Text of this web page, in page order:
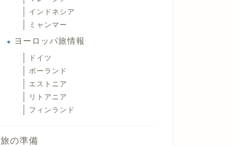
インドネシア
ミャンマー
ヨーロッパ旅情報
ドイツ
ポーランド
エストニア
リトアニア
フィンランド
旅の準備